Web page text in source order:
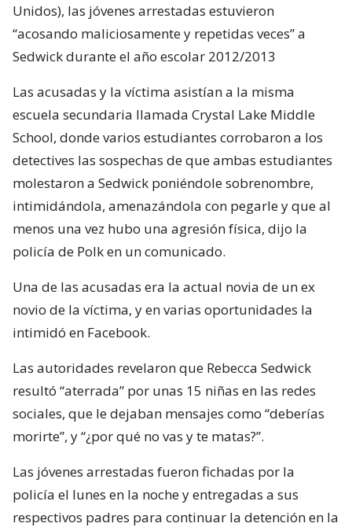
Unidos), las jóvenes arrestadas estuvieron
“acosando maliciosamente y repetidas veces” a
Sedwick durante el año escolar 2012/2013
Las acusadas y la víctima asistían a la misma
escuela secundaria llamada Crystal Lake Middle
School, donde varios estudiantes corrobaron a los
detectives las sospechas de que ambas estudiantes
molestaron a Sedwick poniéndole sobrenombre,
intimidándola, amenazándola con pegarle y que al
menos una vez hubo una agresión física, dijo la
policía de Polk en un comunicado.
Una de las acusadas era la actual novia de un ex
novio de la víctima, y en varias oportunidades la
intimidó en Facebook.
Las autoridades revelaron que Rebecca Sedwick
resultó “aterrada” por unas 15 niñas en las redes
sociales, que le dejaban mensajes como “deberías
morirte”, y “¿por qué no vas y te matas?”.
Las jóvenes arrestadas fueron fichadas por la
policía el lunes en la noche y entregadas a sus
respectivos padres para continuar la detención en la